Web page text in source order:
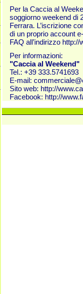
Per la Caccia al
soggiorno weekend di
Ferrara. L’iscrizione
di un proprio account
FAQ all’indirizzo http://
Per informazioni:
"Caccia al Weekend"
Tel.: +39 333.5741693
E-mail:
Sito web: http://
Facebook: http://